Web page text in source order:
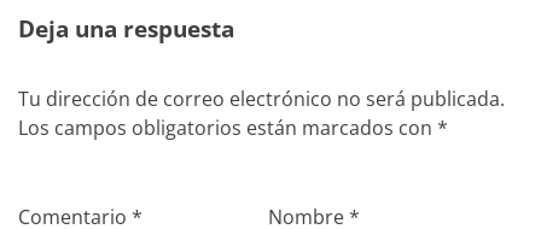
Deja una respuesta
Tu dirección de correo electrónico no será publicada.
Los campos obligatorios están marcados con *
Comentario * Nombre*